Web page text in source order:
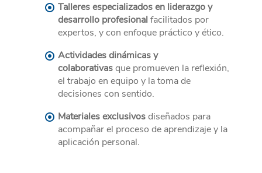
Talleres especializados en liderazgo y
desarrollo profesional facilitados por
expertos, y con enfoque práctico y ético.
Actividades dinámicas y
colaborativasque promueven la reflexión,
el trabajo en equipo y la toma de
decisiones con sentido.
Materiales exclusivosdiseñados para
acompañar el proceso de aprendizaje y la
aplicación personal.